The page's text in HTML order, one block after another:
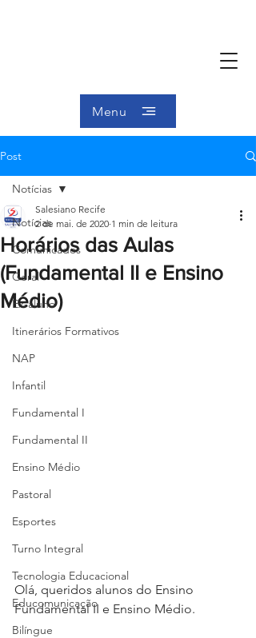
Menu
Post
Notícias
Comunicados
Geral
Ex-aluno
Itinerários Formativos
NAP
Infantil
Fundamental I
Fundamental II
Ensino Médio
Pastoral
Esportes
Turno Integral
Tecnologia Educacional
Educomunicação
Bilíngue
Notícias
Horários das Aulas
(Fundamental II e Ensino
Médio)
Salesiano Recife
2 de mai. de 2020 1 min de leitura
Olá, queridos alunos do Ensino
Fundamental II e Ensino Médio.